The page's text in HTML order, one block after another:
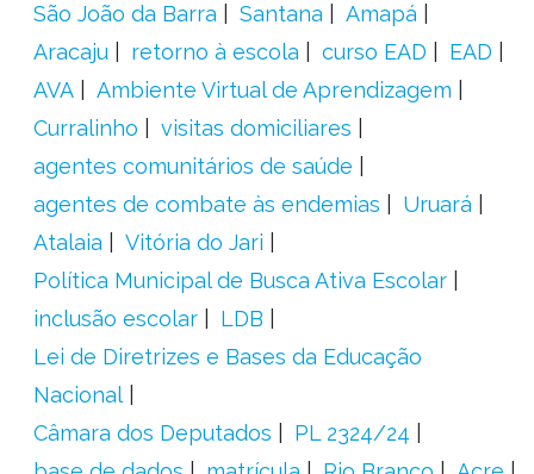
São João da Barra
Santana
Amapá
Aracaju
retorno à escola curso EAD
EAD
AVA
Ambiente Virtual de Aprendizagem
Curralinho
visitas domiciliares
agentes comunitários de saúde
agentes de combate às endemias
Uruará
Atalaia
Vitória do Jari
Política Municipal de Busca Ativa Escolar
inclusão escolar
LDB
Lei de Diretrizes e Bases da Educação
Nacional
Câmara dos Deputados
PL 2324/24